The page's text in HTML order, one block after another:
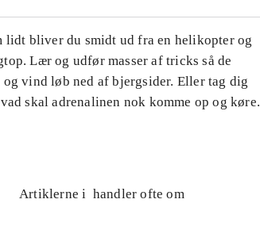
lidt bliver du smidt ud fra en helikopter og
Lær og udfør masser af tricks så de
vind løb ned af bjergsider. Eller tag dig
skal adrenalinen nok komme op og køre.
Artiklerne i handler ofte om